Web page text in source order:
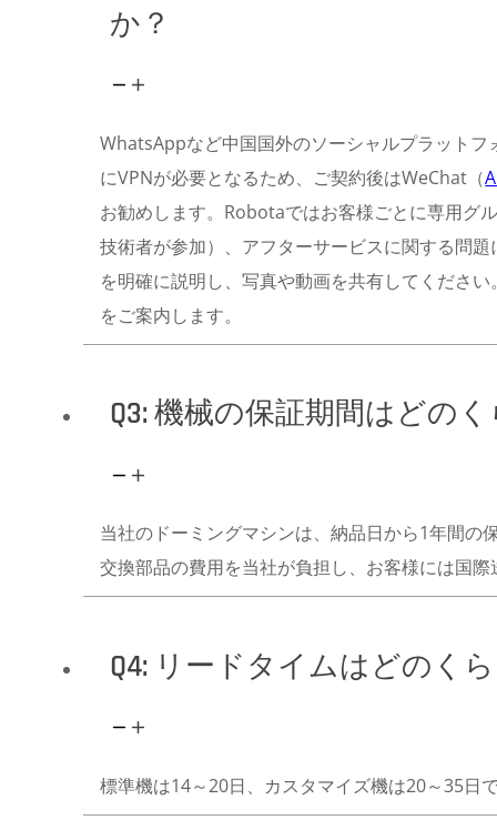
か？
WhatsAppなど中国国外のソーシャルプラットフ
にVPNが必要となるため、ご契約後はWeChat（
お勧めします。Robotaではお客様ごとに専用グ
技術者が参加）、アフターサービスに関する問
を明確に説明し、写真や動画を共有してくださ
をご案内します。
Q3: 機械の保証期間はどの
当社のドーミングマシンは、納品日から1年間の
交換部品の費用を当社が負担し、お客様には国
Q4: リードタイムはどのく
標準機は14～20日、カスタマイズ機は20～35日